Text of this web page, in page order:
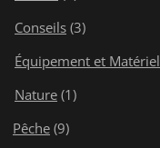
Conseils (3)
Équipement et Matériel
Nature (1)
Pêche (9)